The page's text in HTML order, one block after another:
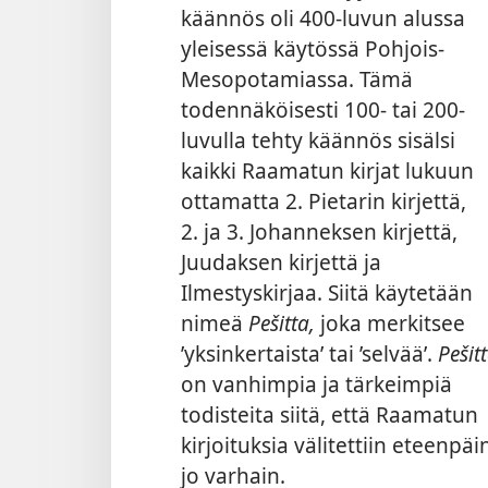
käännös oli 400-luvun alussa
yleisessä käytössä Pohjois-
Mesopotamiassa. Tämä
todennäköisesti 100- tai 200-
luvulla tehty käännös sisälsi
kaikki Raamatun kirjat lukuun
ottamatta 2. Pietarin kirjettä,
2. ja 3. Johanneksen kirjettä,
Juudaksen kirjettä ja
Ilmestyskirjaa. Siitä käytetään
nimeä Pešitta, joka merkitsee
’yksinkertaista’ tai ’selvää’.
on vanhimpia ja tärkeimpiä
todisteita siitä, että Raamatun
kirjoituksia välitettiin
jo varhain.